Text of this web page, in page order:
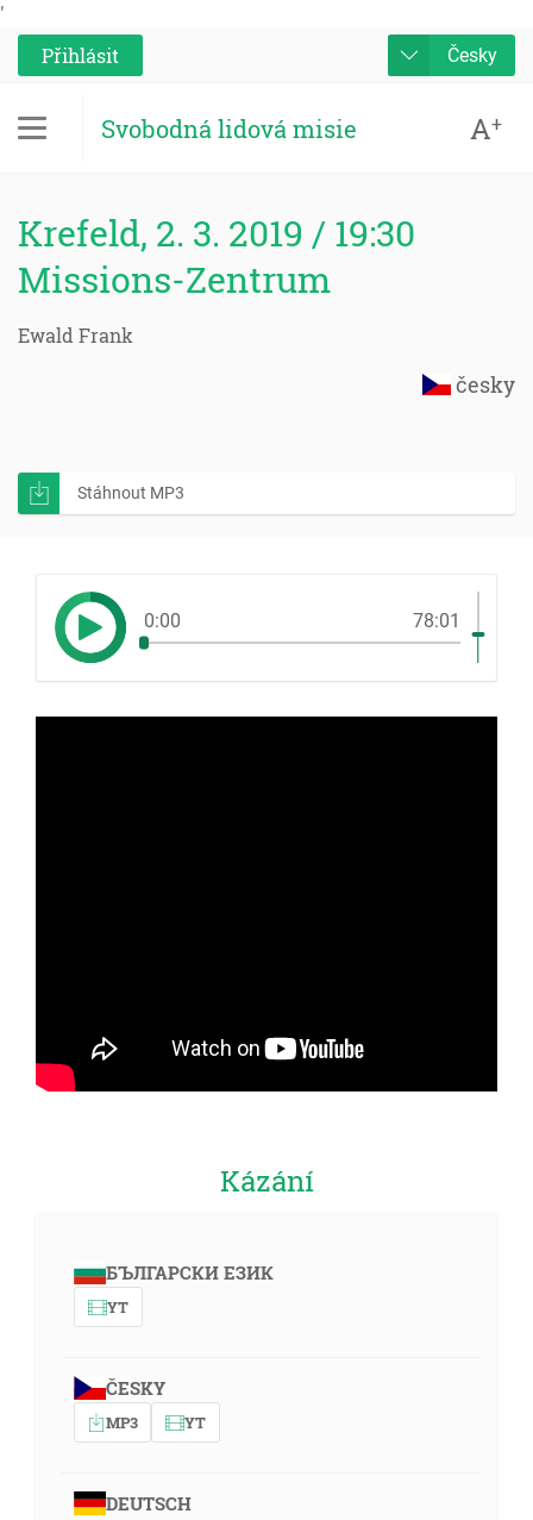
'
Přihlásit
Česky
Svobodná lidová misie A+
Krefeld, 2. 3. 2019 / 19:30
Missions-Zentrum
Ewald Frank
česky
Stáhnout MP3
0:00 78:01
Kázání
БЪЛГАРСКИ ЕЗИК
YT
ČESKY
MP3 YT
DEUTSCH